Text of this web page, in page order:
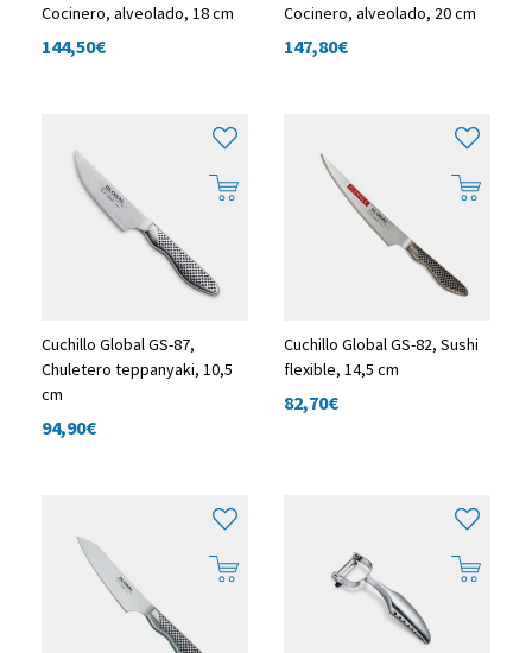
Cocinero, alveolado, 18 cm
144,50€
Cocinero, alveolado, 20 cm
147,80€
Cuchillo Global GS-87,
Chuletero teppanyaki, 10,5
cm
94,90€
Cuchillo Global GS-82, Sushi
flexible, 14,5 cm
82,70€